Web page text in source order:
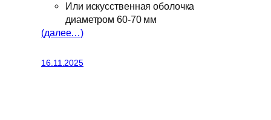
Или искусственная оболочка
диаметром 60-70 мм
(далее…)
16.11.2025